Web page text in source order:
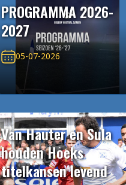
PROGRAMMA 2026-
2027
05-07-2026
Van Hauter en Sula
houden Hoeks
titelkansen levend